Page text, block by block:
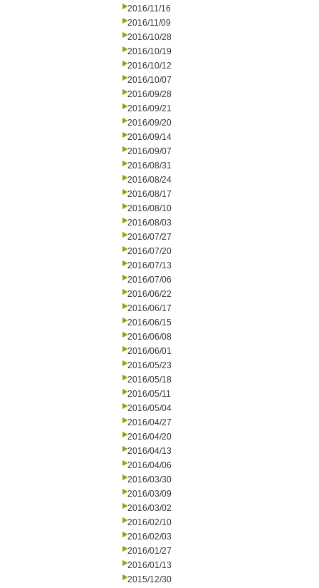
2016/11/16
2016/11/09
2016/10/28
2016/10/19
2016/10/12
2016/10/07
2016/09/28
2016/09/21
2016/09/20
2016/09/14
2016/09/07
2016/08/31
2016/08/24
2016/08/17
2016/08/10
2016/08/03
2016/07/27
2016/07/20
2016/07/13
2016/07/06
2016/06/22
2016/06/17
2016/06/15
2016/06/08
2016/06/01
2016/05/23
2016/05/18
2016/05/11
2016/05/04
2016/04/27
2016/04/20
2016/04/13
2016/04/06
2016/03/30
2016/03/09
2016/03/02
2016/02/10
2016/02/03
2016/01/27
2016/01/13
2015/12/30